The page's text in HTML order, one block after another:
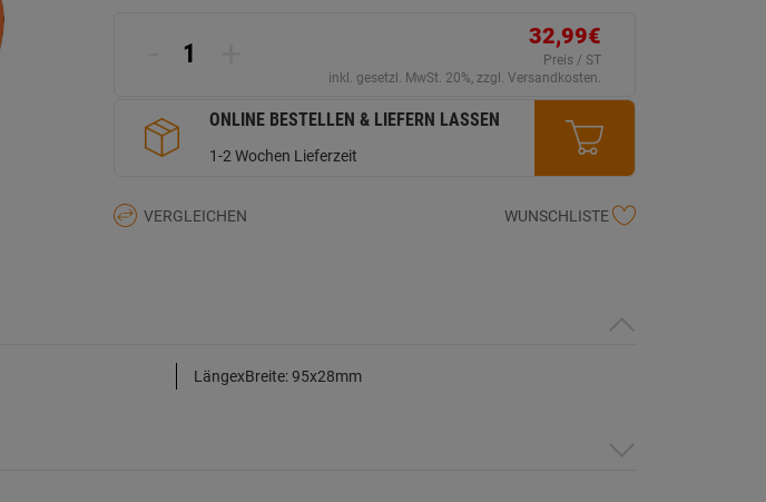
32,99€
Preis / ST
inkl. gesetzl. MwSt. 20%, zzgl. Versandkosten.
ONLINE BESTELLEN & LIEFERN LASSEN
1-2 Wochen Lieferzeit
VERGLEICHEN WUNSCHLISTE
LängexBreite: 95x28mm